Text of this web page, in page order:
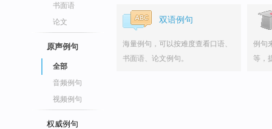
书面语
论文
原声例句
全部
音频例句
视频例句
权威例句
双语例句
海量例句，可以按难度查看口语、
书面语、论文例句。
例句
等，